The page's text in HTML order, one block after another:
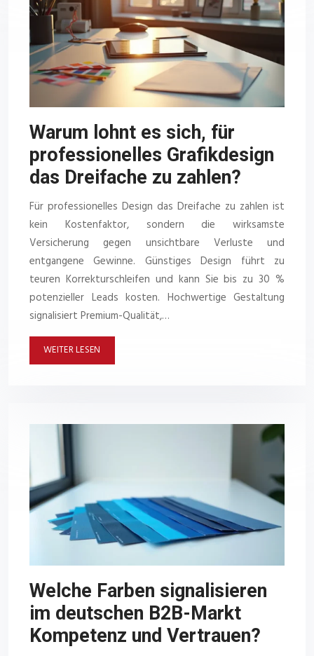
Warum lohnt es sich, für
professionelles Grafikdesign
das Dreifache zu zahlen?
Für professionelles Design das Dreifache zu zahlen ist
kein Kostenfaktor, sondern die wirksamste
Versicherung gegen unsichtbare Verluste und
entgangene Gewinne. Günstiges Design führt zu
teuren Korrekturschleifen und kann Sie bis zu 30 %
potenzieller Leads kosten. Hochwertige Gestaltung
signalisiert Premium-Qualität,…
WEITER LESEN
Welche Farben signalisieren
im deutschen B2B-Markt
Kompetenz und Vertrauen?